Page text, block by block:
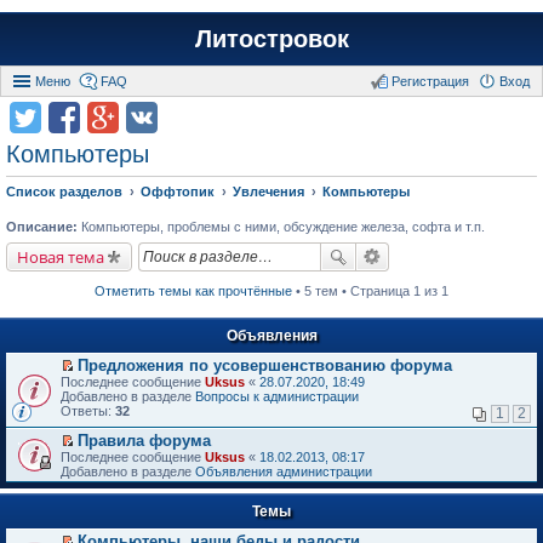
Литостровок
Меню FAQ Вход
Регистрация
Компьютеры
Список разделов Оффтопик Увлечения Компьютеры
Описание: Компьютеры, проблемы с ними, обсуждение железа, софта и т.п.
Новая тема
Отметить темы как прочтённые • 5 тем • Страница 1 из 1
Объявления
П
е
р
й
т
и
к
п
в
Предложения по усовершенствованию форума
Последнее сообщение Uksus « 28.07.2020, 18:49
Добавлено в разделе Вопросы к администрации
Ответы: 32 1 2
П
е
р
е
т
и
Правила форума
Последнее сообщение Uksus « 18.02.2013, 08:17
Добавлено в разделе Объявления администрации
Темы